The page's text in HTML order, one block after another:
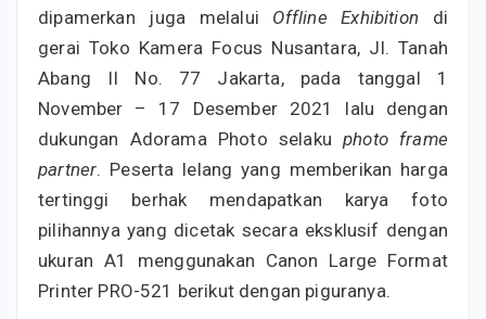
dipamerkan juga melalui Offline Exhibition di
gerai Toko Kamera Focus Nusantara, Jl. Tanah
Abang II No. 77 Jakarta, pada tanggal 1
November – 17 Desember 2021 lalu dengan
dukungan Adorama Photo selakuphoto frame
partner. Peserta lelang yang memberikan harga
tertinggi berhak mendapatkan karya foto
pilihannya yang dicetak secara eksklusif dengan
ukuran A1 menggunakan Canon Large Format
Printer PRO-521 berikut dengan piguranya.